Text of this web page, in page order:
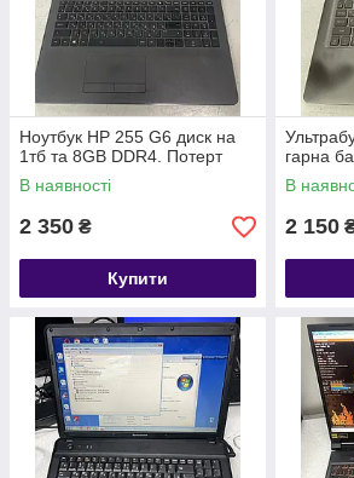
Ноутбук HP 255 G6 диск на
1тб та 8GB DDR4. Потерт
В наявності
2 350 ₴
Купити
гарна
В
2 150